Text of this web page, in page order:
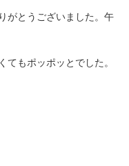
がとうございました。午
てもポッポッとでした。